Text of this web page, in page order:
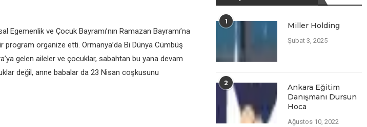
ve Çocuk Bayramı’nın Ramazan Bayramı’na
program organize etti. Ormanya’da Bi Dünya Cümbüş
gelen aileler ve çocuklar, sabahtan bu yana devam
değil, anne babalar da 23 Nisan coşkusunu
1 Miller Holding
Şubat 3, 2025
2
Ankara Eğitim
Danışmanı Dursun
Hoca
Ağustos 10, 2022